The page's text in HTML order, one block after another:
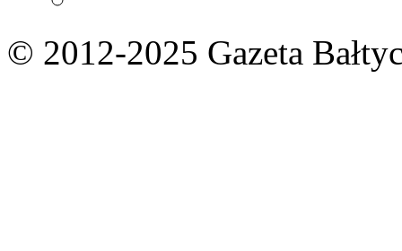
© 2012-2025 Gazeta